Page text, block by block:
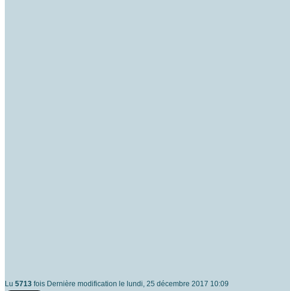
Lu 5713 fois Dernière modification le lundi, 25 décembre 2017 10:09